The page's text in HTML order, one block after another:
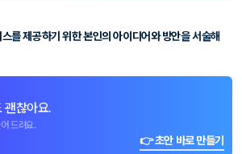
를 제공하기 위한 본인의 아이디어와 방안을 서술해
괜찮아요.
드려요.
👉 초안 바로 만들기